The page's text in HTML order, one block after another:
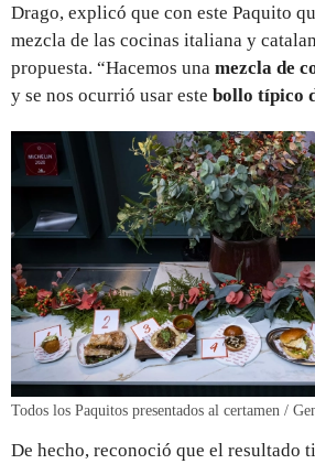
Drago, explicó que con este Paquito
mezcla de las cocinas italiana y
propuesta. “Hacemos una mezcla de
y se nos ocurrió usar este bollo típico
Todos los Paquitos presentados al certamen /
De hecho, reconoció que el resultado